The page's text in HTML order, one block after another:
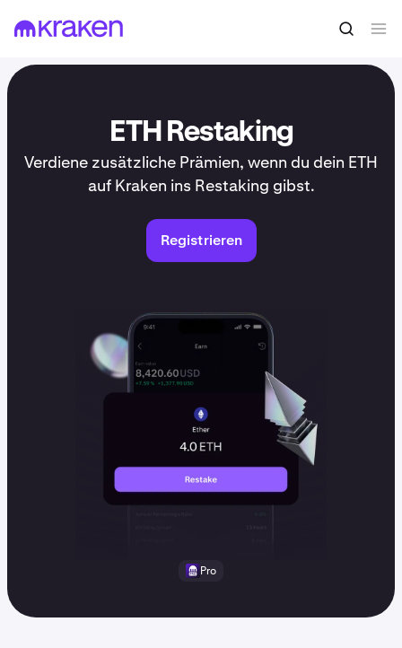
ETH Restaking
Verdiene zusätzliche Prämien, wenn du dein ETH
auf Kraken ins Restaking gibst.
Registrieren
Pro